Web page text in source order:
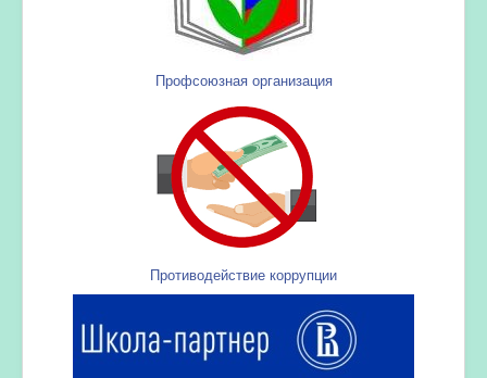
Профсоюзная организация
Противодействие коррупции